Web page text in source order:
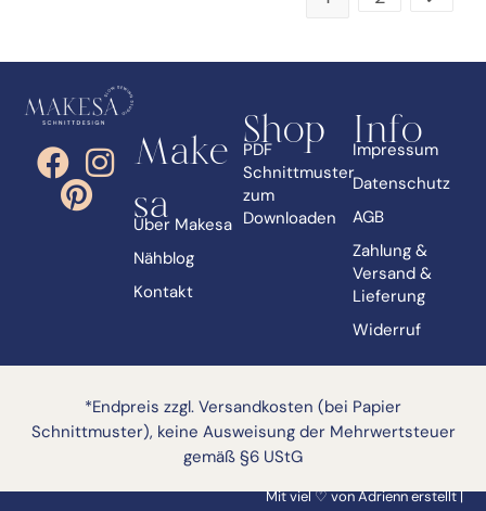
Make
sa
Über Makesa
Nähblog
Kontakt
Shop
PDF
Schnittmuster
zum
Downloaden
Info
Impressum
Datenschutz
AGB
Zahlung &
Versand &
Lieferung
Widerruf
*Endpreis zzgl. Versandkosten (bei Papier
Schnittmuster), keine Ausweisung der Mehrwertsteuer
gemäß §6 UStG
Mit viel ♡ von Adrienn erstellt |